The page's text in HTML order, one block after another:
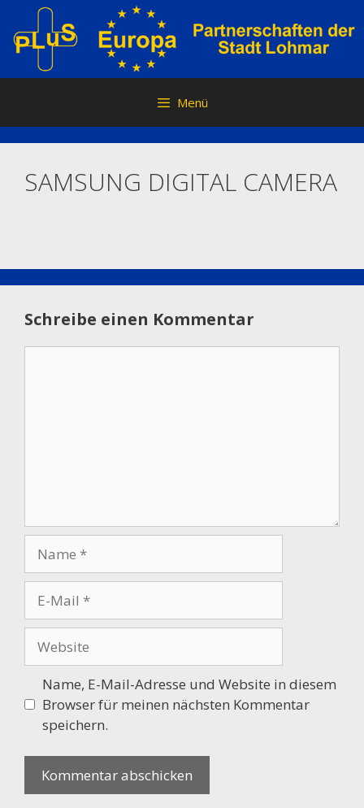
Inhalt
springen
Menü
SAMSUNG DIGITAL CAMERA
Schreibe einen Kommentar
Mail
Name, E-Mail-Adresse und Website in diesem
Browser für meinen nächsten Kommentar
speichern.